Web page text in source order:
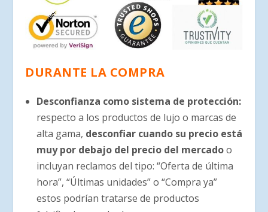
DURANTE LA COMPRA
Desconfianza como sistema de protección:
respecto a los productos de lujo o marcas de
alta gama, desconfiar cuando su precio está
muy por debajo del precio del mercadoo
incluyan reclamos del tipo: “Oferta de última
hora”, “Últimas unidades” o “Compra ya”
estos podrían tratarse de productos